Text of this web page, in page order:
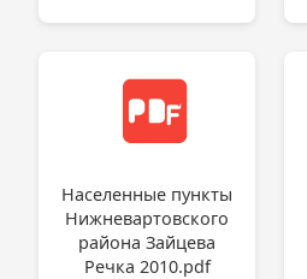
Населенные пункты
Нижневартовского
района Зайцева
Речка 2010.pdf